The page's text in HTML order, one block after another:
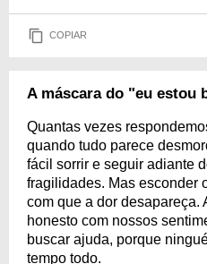
COPIAR
A máscara do "eu estou
Quantas vezes
quando tudo parece
fácil sorrir e seguir adiante
fragilidades. Mas esconder
com que a dor desapareça.
honesto com nossos
buscar ajuda, porque
tempo todo.